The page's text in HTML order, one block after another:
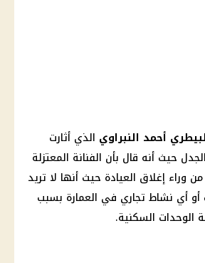
أحمد النبراوي الذي أثارت
حيث أنه قال بأن الفنانة المعتزلة
وراء إغلاق العيادة حيث أنها لا تريد
أو أي نشاط تجاري في العمارة بسبب
الوحدات السكنية.